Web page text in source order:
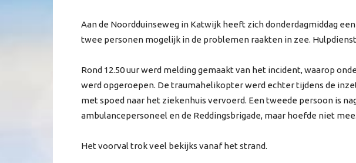
Aan de Noordduinseweg in Katwijk heeft zich donderdagmiddag
twee personen mogelijk in de problemen raakten in zee.
Rond 12.50 uur werd melding gemaakt van het incident, waarop
werd opgeroepen. De traumahelikopter werd echter tijdens de
met spoed naar het ziekenhuis vervoerd. Een tweede persoon is
ambulancepersoneel en de Reddingsbrigade, maar hoefde niet mee.
Het voorval trok veel bekijks vanaf het strand.